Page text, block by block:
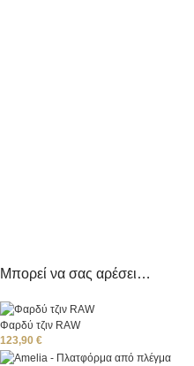
Μπορεί να σας αρέσει…
Φαρδύ τζιν RAW
123,90 €